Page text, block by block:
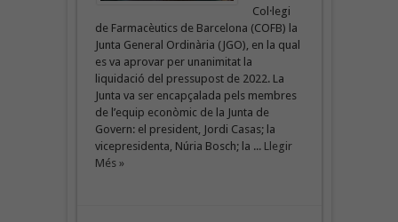
Col·legi
de Farmacèutics de Barcelona (COFB) la
Junta General Ordinària (JGO), en la qual
es va aprovar per unanimitat la
liquidació del pressupost de 2022. La
Junta va ser encapçalada pels membres
de l’equip econòmic de la Junta de
Govern: el president, Jordi Casas; la
vicepresidenta, Núria Bosch; la ... Llegir
Més »